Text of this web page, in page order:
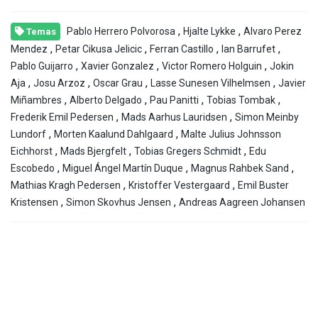
Temas Pablo Herrero Polvorosa , Hjalte Lykke , Alvaro Perez
Mendez , Petar Cikusa Jelicic , Ferran Castillo , Ian Barrufet ,
Pablo Guijarro , Xavier Gonzalez , Victor Romero Holguin , Jokin
Aja , Josu Arzoz , Oscar Grau , Lasse Sunesen Vilhelmsen , Javier
Miñambres , Alberto Delgado , Pau Panitti , Tobias Tombak ,
Frederik Emil Pedersen , Mads Aarhus Lauridsen , Simon Meinby
Lundorf , Morten Kaalund Dahlgaard , Malte Julius Johnsson
Eichhorst , Mads Bjergfelt , Tobias Gregers Schmidt , Edu
Escobedo , Miguel Ángel Martín Duque , Magnus Rahbek Sand ,
Mathias Kragh Pedersen , Kristoffer Vestergaard , Emil Buster
Kristensen , Simon Skovhus Jensen , Andreas Aagreen Johansen